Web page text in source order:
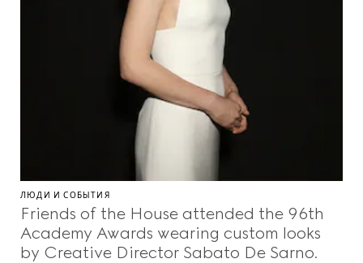
ЛЮДИ И СОБЫТИЯ
Friends of the House attended the 96th
Academy Awards wearing custom looks
by Creative Director Sabato De Sarno.